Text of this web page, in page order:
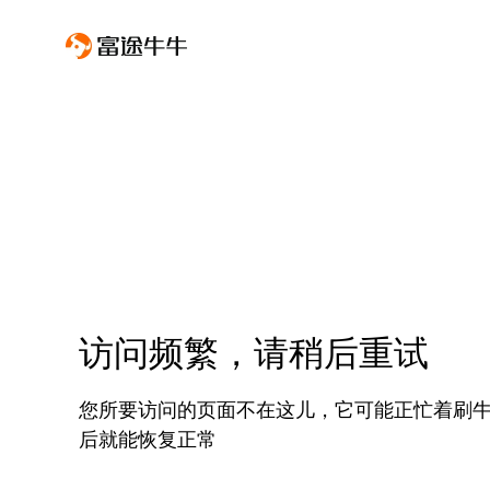
访问频繁，请稍后重试
您所要访问的页面不在这儿，它可能正忙着刷
后就能恢复正常